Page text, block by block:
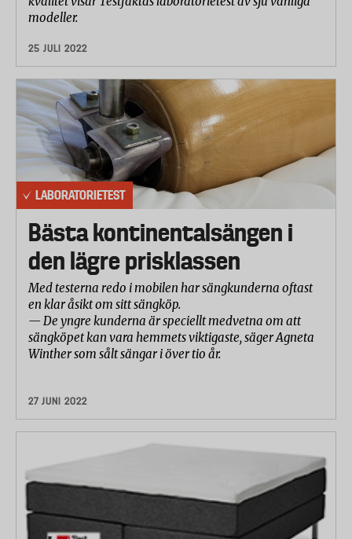
modeller.
25 JULI 2022
LABORATORIETEST
Bästa kontinentalsängen i
den lägre prisklassen
Med testerna redo i mobilen har sängkunderna oftast
en klar åsikt om sitt sängköp.
— De yngre kunderna är speciellt medvetna om att
sängköpet kan vara hemmets viktigaste, säger Agneta
Winther som sålt sängar i över tio år.
27 JUNI 2022